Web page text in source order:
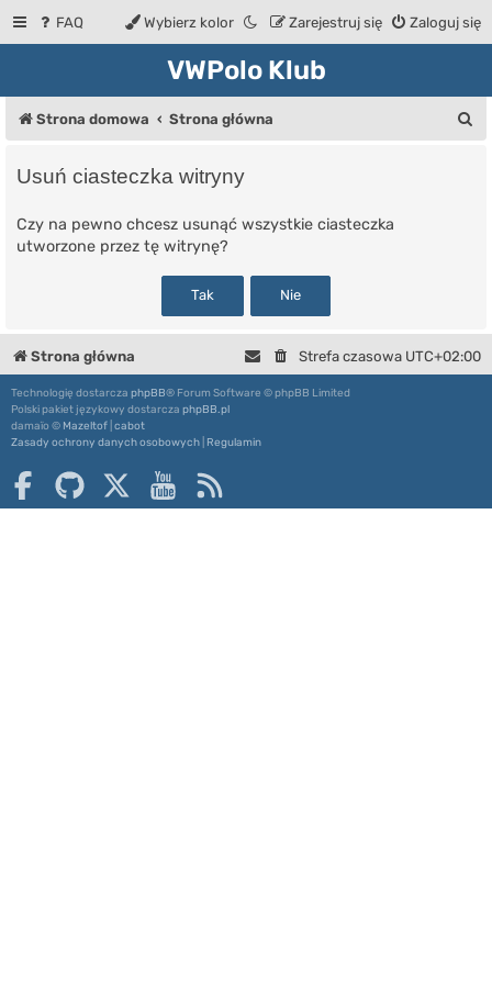
FAQ Zaloguj się
Zarejestruj się
Wybierz kolor
VWPolo Klub
Strona domowa Strona główna
Usuń ciasteczka witryny
Czy na pewno chcesz usunąć wszystkie ciasteczka
utworzone przez tę witrynę?
Strona główna Strefa czasowa UTC+02:00
Technologię dostarcza phpBB® Forum Software © phpBB Limited
Polski pakiet językowy dostarcza phpBB.pl
damaïo © Mazeltof cabot
Zasady ochrony danych osobowych Regulamin